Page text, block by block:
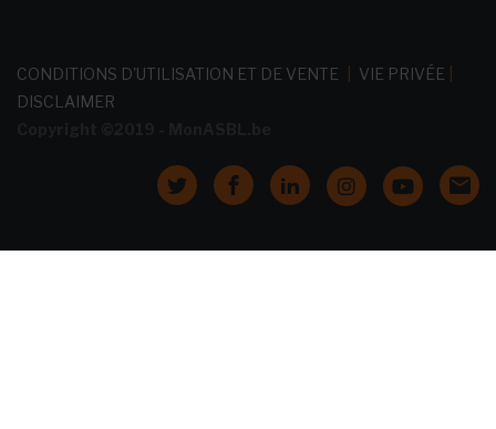
CONDITIONS D'UTILISATION ET DE VENTE VIE PRIVÉE
DISCLAIMER